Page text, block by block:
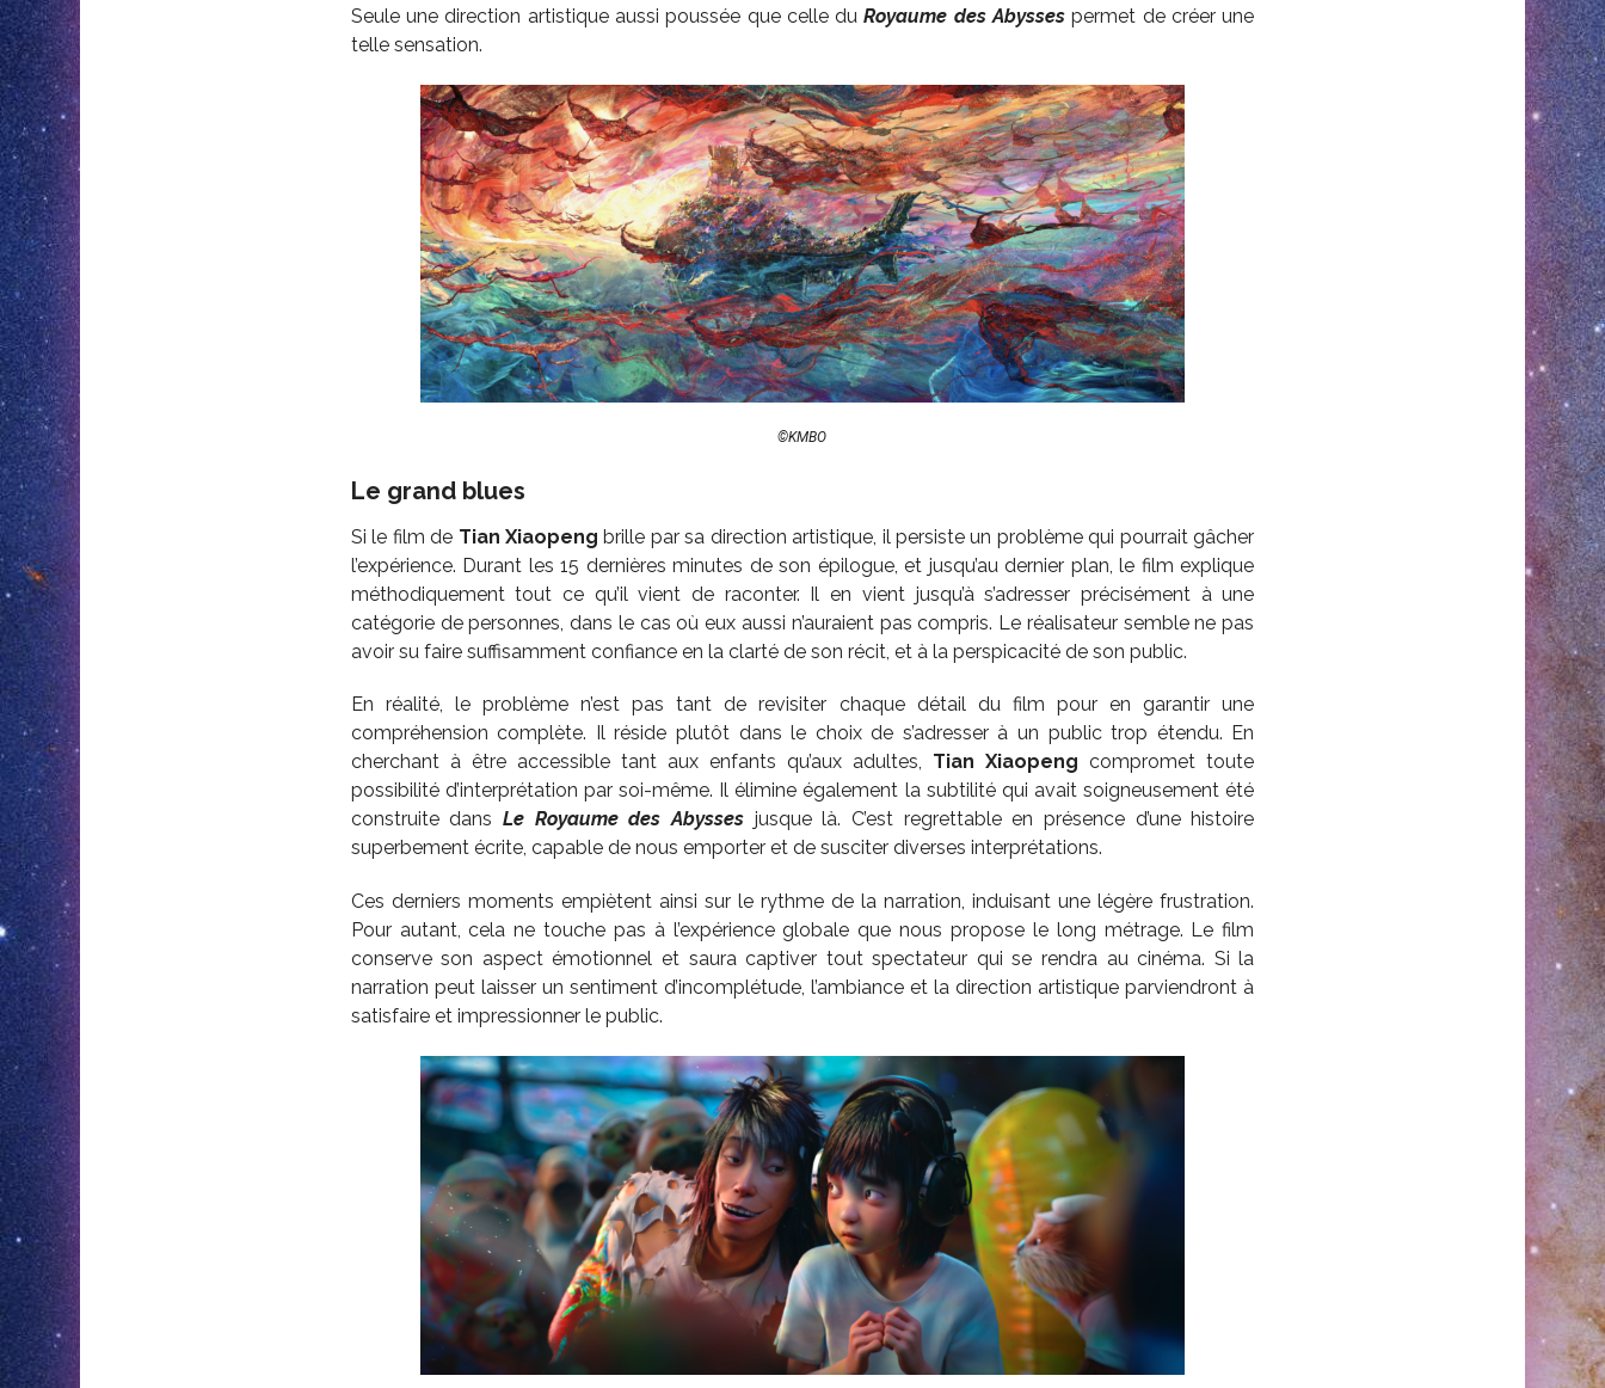
Seule une direction artistique aussi poussée que celle duRoyaume des Abysses permet de créer une
telle sensation.
©KMBO
Le grand blues
Si le film de Tian Xiaopeng brille par sa direction artistique, il persiste un problème qui pourrait gâcher
l’expérience. Durant les 15 dernières minutes de son épilogue, et jusqu’au dernier plan, le film explique
méthodiquement tout ce qu’il vient de raconter. Il en vient jusqu’à s’adresser précisément à une
catégorie de personnes, dans le cas où eux aussi n’auraient pas compris. Le réalisateur semble ne pas
avoir su faire suffisamment confiance en la clarté de son récit, et à la perspicacité de son public.
En réalité, le problème n’est pas tant de revisiter chaque détail du film pour en garantir une
compréhension complète. Il réside plutôt dans le choix de s’adresser à un public trop étendu. En
cherchant à être accessible tant aux enfants qu’aux adultes, Tian Xiaopeng compromet toute
possibilité d’interprétation par soi-même. Il élimine également la subtilité qui avait soigneusement été
construite dansLe Royaume des Abysses jusque là. C’est regrettable en présence d’une histoire
superbement écrite, capable de nous emporter et de susciter diverses interprétations.
Ces derniers moments empiètent ainsi sur le rythme de la narration, induisant une légère frustration.
Pour autant, cela ne touche pas à l’expérience globale que nous propose le long métrage. Le film
conserve son aspect émotionnel et saura captiver tout spectateur qui se rendra au cinéma. Si la
narration peut laisser un sentiment d’incomplétude, l’ambiance et la direction artistique parviendront à
satisfaire et impressionner le public.